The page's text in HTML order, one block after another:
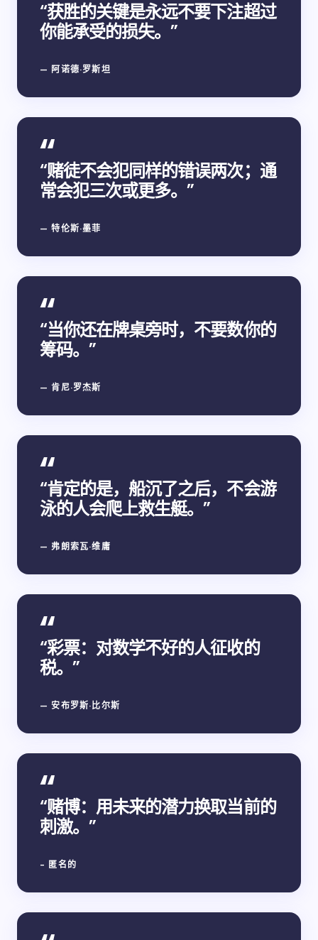
“获胜的关键是永远不要下注超过
你能承受的损失。”
— 阿诺德·罗斯坦
“赌徒不会犯同样的错误两次；通
常会犯三次或更多。”
— 特伦斯·墨菲
“当你还在牌桌旁时，不要数你的
筹码。”
— 肯尼·罗杰斯
“肯定的是，船沉了之后，不会游
泳的人会爬上救生艇。”
— 弗朗索瓦·维庸
“彩票：对数学不好的人征收的
税。”
— 安布罗斯·比尔斯
“赌博：用未来的潜力换取当前的
刺激。”
- 匿名的